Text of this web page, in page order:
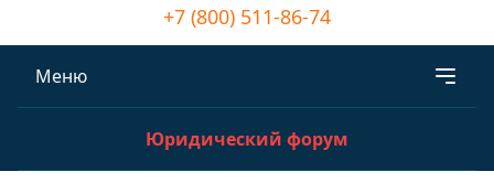
+7 (800) 511-86-74
Меню
Юридический форум